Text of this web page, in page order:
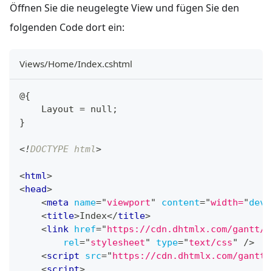
Öffnen Sie die neugelegte View und fügen Sie den
folgenden Code dort ein:
Views/Home/Index.cshtml
@{
    Layout = null;
}
<!DOCTYPE html>
<html>
<head>
<meta name="viewport" content="width="
<title>Index</title>
<link href="https://cdn.dhtmlx.com/gantt/
rel="stylesheet" type="text/css"
/>
<script src="https://cdn.dhtmlx.com/